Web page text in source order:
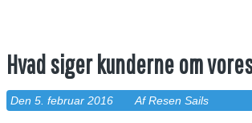
Hvad siger kunderne om
Den 5. februar 2016 Af Resen Sails